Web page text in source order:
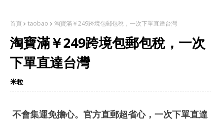
首頁 taobao 淘寶滿￥249跨境包郵包稅，一次下單直達台灣
淘寶滿￥249跨境包郵包稅，一次
下單直達台灣
米粒
不會集運免擔心。官方直郵超省心，一次下單直達